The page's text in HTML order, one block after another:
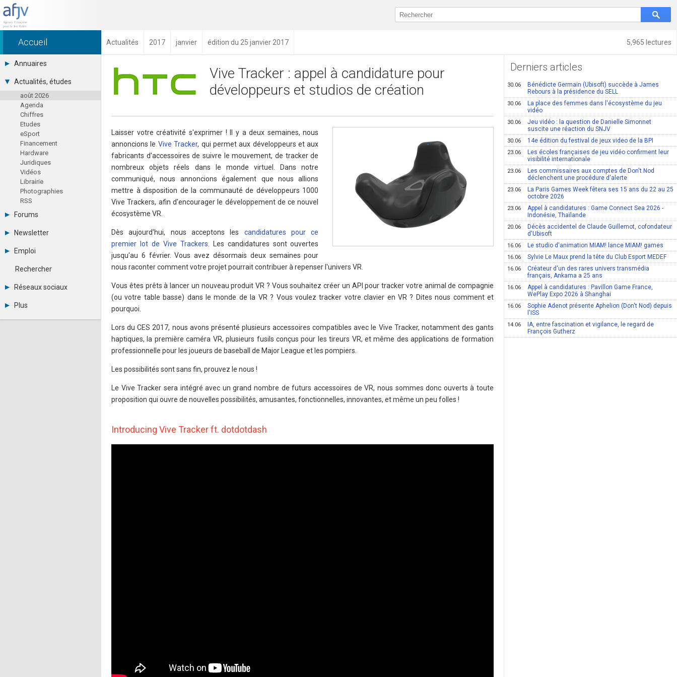
5,965 lectures
Accueil Actualités 2017 janvier édition du 25 janvier 2017
Annuaires
Toutes les sociétés (691)
Studios (418)
Editeurs (49)
Distributeurs (16)
Hard. / Accessoires (10)
Middlewares (15)
Prestataires (99)
Assoc. / Syndicats (21)
Formations / Ecoles (46)
Presse spécialisée (17)
Actualités, études
août 2026
Agenda
Chiffres
Etudes
eSport
Financement
Hardware
Juridiques
Vidéos
Librairie
Photographies
RSS
Forums
Tous les forums
Se connecter
Messages privés
Contacter un modérateur
Newsletter
Archives
Abonnement
Emploi
Consulter les annonces
Observatoire de l'emploi
Rechercher
Réseaux sociaux
LinkedIn
Plus
Annonceurs
Vive Tracker : appel à candidature pour
développeurs et studios de création
Laisser votre créativité s'exprimer ! Il y a deux semaines, nous
annoncions le Vive Tracker, qui permet aux développeurs et aux
fabricants d'accessoires de suivre le mouvement, de tracker de
nombreux objets réels dans le monde virtuel. Dans notre
communiqué, nous annoncions également que nous allions
mettre à disposition de la communauté de développeurs 1000
Vive Trackers, afin d'encourager le développement de ce nouvel
écosystème VR.
Dès aujourd'hui, nous acceptons les candidatures pour ce
premier lot de Vive Trackers . Les candidatures sont ouvertes
jusqu'au 6 février. Vous avez désormais deux semaines pour
nous raconter comment votre projet pourrait contribuer à repenser l'univers VR.
Vous êtes prêts à lancer un nouveau produit VR ? Vous souhaitez créer un API pour tracker votre animal de compagnie
(ou votre table basse) dans le monde de la VR ? Vous voulez tracker votre clavier en VR ? Dites nous comment et
pourquoi.
Lors du CES 2017, nous avons présenté plusieurs accessoires compatibles avec le Vive Tracker, notamment des gants
haptiques, la première caméra VR, plusieurs fusils conçus pour les tireurs VR, et même des applications de formation
professionnelle pour les joueurs de baseball de Major League et les pompiers.
Les possibilités sont sans fin, prouvez le nous !
Le Vive Tracker sera intégré avec un grand nombre de futurs accessoires de VR, nous sommes donc ouverts à toute
proposition qui ouvre de nouvelles possibilités, amusantes, fonctionnelles, innovantes, et même un peu folles !
Introducing Vive Tracker ft. dotdotdash
Derniers articles
30.06
Bénédicte Germain (Ubisoft) succède à James
Rebours à la présidence du SELL
30.06
La place des femmes dans l'écosystème du jeu
vidéo
30.06
Jeu vidéo : la question de Danielle Simonnet
suscite une réaction du SNJV
30.06 14e édition du festival de jeux video de la BPI
23.06
Les écoles françaises de jeu vidéo confirment leur
visibilité internationale
23.06
Les commissaires aux comptes de Don't Nod
déclenchent une procédure d'alerte
23.06
La Paris Games Week fêtera ses 15 ans du 22 au 25
octobre 2026
23.06
Appel à candidatures : Game Connect Sea 2026 -
Indonésie, Thaïlande
20.06
Décès accidentel de Claude Guillemot, cofondateur
d'Ubisoft
16.06 Le studio d'animation MIAM! lance MIAM! games
16.06 Sylvie Le Maux prend la tête du Club Esport MEDEF
16.06
Créateur d'un des rares univers transmédia
français, Ankama a 25 ans
16.06
Appel à candidatures : Pavillon Game France,
WePlay Expo 2026 à Shanghai
16.06
Sophie Adenot présente Aphelion (Don't Nod) depuis
l'ISS
14.06
IA, entre fascination et vigilance, le regard de
François Gutherz